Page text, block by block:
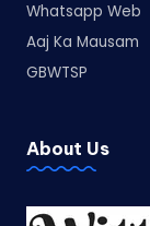
Whatsapp Web
Aaj Ka Mausam
GBWTSP
About Us